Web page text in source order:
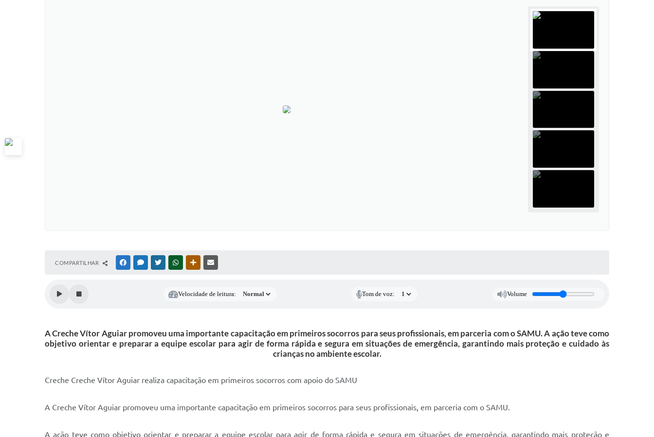
COMPARTILHAR FACEBOOKMESSENGER
TWITTERWHATSAPPOUTRAS MÍDIAS
Velocidade de leitura: Tom de voz: Volume
A Creche Vítor Aguiar promoveu uma importante capacitação em primeiros socorros para seus profissionais, em parceria com o SAMU. A ação teve como
objetivo orientar e preparar a equipe escolar para agir de forma rápida e segura em situações de emergência, garantindo mais proteção e cuidado às
crianças no ambiente escolar.
Creche Creche Vítor Aguiar realiza capacitação em primeiros socorros com apoio do SAMU
A Creche Vítor Aguiar promoveu uma importante capacitação em primeiros socorros para seus profissionais, em parceria com o SAMU.
A ação teve como objetivo orientar e preparar a equipe escolar para agir de forma rápida e segura em situações de emergência, garantindo mais proteção e